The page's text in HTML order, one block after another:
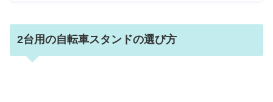
2台用の自転車スタンドの選び方